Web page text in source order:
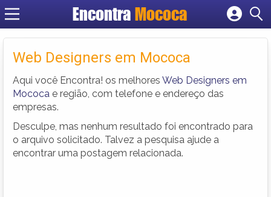
Encontra Mococa
Criar conta
Web Designers em Mococa
Aqui você Encontra! os melhores Web Designers em
Mococa e região, com telefone e endereço das
empresas.
Desculpe, mas nenhum resultado foi encontrado para
o arquivo solicitado. Talvez a pesquisa ajude a
encontrar uma postagem relacionada.